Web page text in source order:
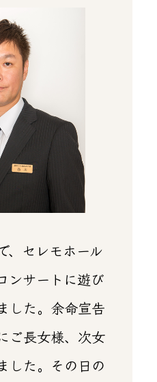
、セレモホール
ンサートに遊び
した。余命宣告
ご長女様、次女
した。その日の